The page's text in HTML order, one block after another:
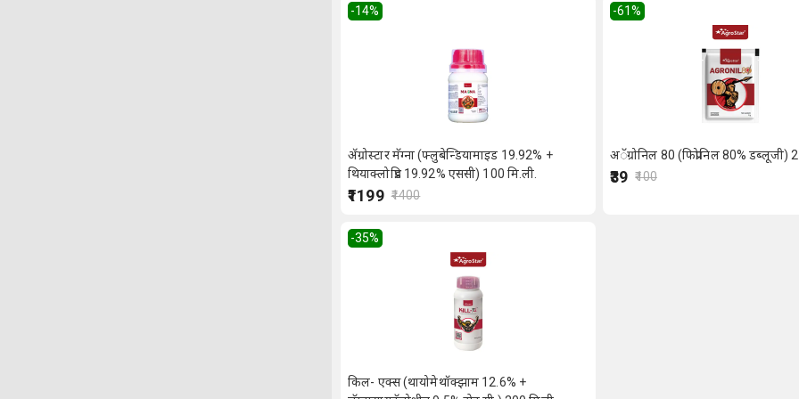
-14%
ॲग्रोस्टार मॅग्ना (फ्लुबेन्डियामाइड 19.92% +
थियाक्लोप्रिड 19.92% एससी) 100 मि.ली.
₹1199 ₹1400
-61%
अॅग्रोनिल 80 (फिप्रोनिल 80% डब्लूजी) 2
₹39 ₹100
-35%
किल- एक्स (थायोमेथॉक्झाम 12.6% +